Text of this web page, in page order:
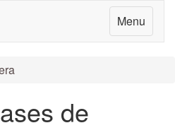
Menu
de